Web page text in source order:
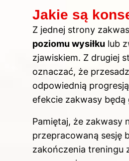
Jakie są
Z jednej strony
poziomu wysiłku lub
zjawiskiem. Z drugiej
oznaczać, że
odpowiednią
efekcie zakwasy
Pamiętaj, że zakwasy
przepracowaną sesję
zakończenia treningu